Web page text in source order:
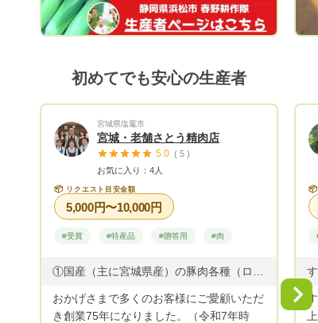
町内で大人気！ 冬の大根は、まるで梨の
ような甘さと食感が楽しめます。 野菜か
初めてでも安心の生産者
宮城県塩竈市
宮城・老舗さとう精肉店
5.0 ( 5 )
お気に入り：4人
📦 リクエスト目安金額
5,000円〜10,000円
#受賞 #特産品 #贈答用 #肉
おかげさまで多くのお客様にご愛顧いただ
き創業75年になりました。（令和7年時
📦
Next